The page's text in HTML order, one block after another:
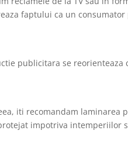
faptului ca un
publicitara se
iti recomandam
impotriva intemperiilor